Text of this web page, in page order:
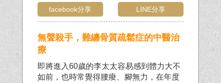
facebook分享 LINE分享
無聲殺手，難纏骨質疏鬆症的中醫治
療
即將進入60歲的李太太容易感到體力大不
如前，也時常覺得腰痠、腳無力，在年度